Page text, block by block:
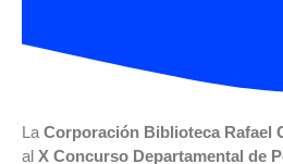
La Corporación Biblioteca Rafael
al X Concurso Departamental de